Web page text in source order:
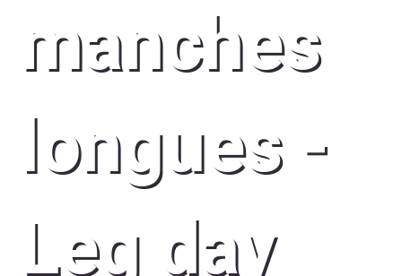
manches
longues -
Leg day